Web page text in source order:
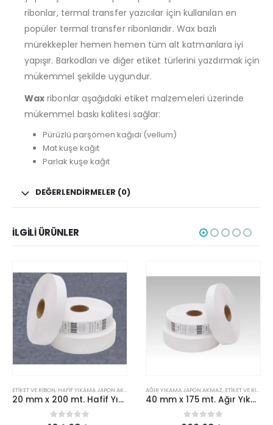
ribonlar, termal transfer yazıcılar için kullanılan en
popüler termal transfer ribonlarıdır. Wax bazlı
mürekkepler hemen hemen tüm alt katmanlara iyi
yapışır. Barkodları ve diğer etiket türlerini yazdırmak için
mükemmel şekilde uygundur.
Wax ribonlar aşağıdaki etiket malzemeleri üzerinde
mükemmel baskı kalitesi sağlar:
Pürüzlü parşömen kağıdı (vellum)
Mat kuşe kağıt
Parlak kuşe kağıt
DEĞERLENDIRMELER (0)
İLGILI ÜRÜNLER
ETIKET VE RIBON, HAFIF YIKAMA JAPON AKMAZ
20 mm x 200 mt. Hafif Yıkama Japon Akmaz
0out of 5
AĞIR YIKAMA JAPON AKMAZ, ETIKET VE RIBON
40 mm x 175 mt. Ağır Yıkama Japon Akmaz
0out of 5